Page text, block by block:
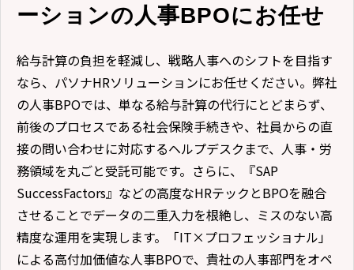
ーションの人事BPOにお任せ
給与計算の負担を軽減し、戦略人事へのシフトを目指す
なら、パソナHRソリューションにお任せください。弊社
の人事BPOでは、単なる給与計算の代行にとどまらず、
前後のプロセスである社会保険手続きや、社員からの直
接の問い合わせに対応するヘルプデスクまで、人事・労
務領域を丸ごと受託可能です。さらに、『SAP
SuccessFactors』などの高度なHRテックとBPOを融合
させることでデータの二重入力を根絶し、ミスのない高
精度な運用を実現します。「IT×プロフェッショナル」
による高付加価値な人事BPOで、貴社の人事部門をオペ